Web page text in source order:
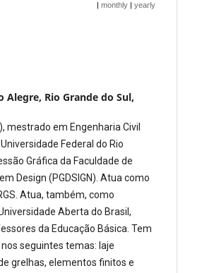
|monthly |yearly
Alegre, Rio Grande do Sul,
mestrado em Engenharia Civil
Federal do Rio
Gráfica da Faculdade de
Design (PGDSIGN). Atua como
Atua, também, como
Aberta do Brasil,
da Educação Básica. Tem
seguintes temas: laje
grelhas, elementos finitos e